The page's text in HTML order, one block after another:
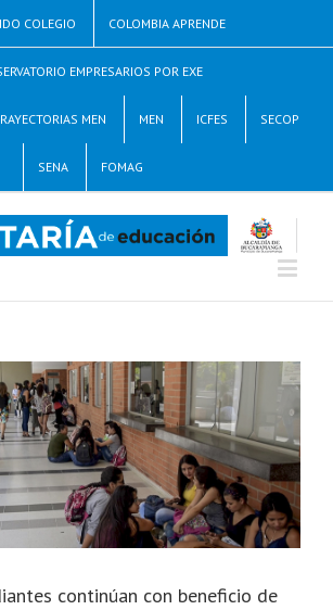
COLEGIO COLOMBIA APRENDE
EMPRESARIOS POR EXE
MEN MEN ICFES SECOP
SENA FOMAG
continúan con beneficio de